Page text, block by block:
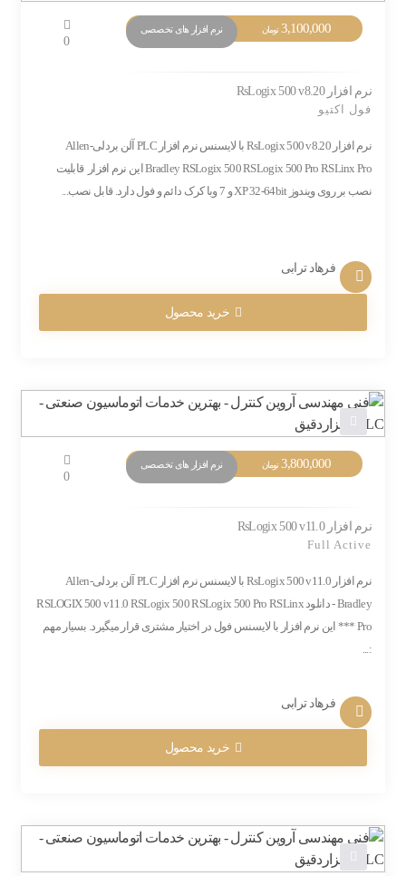
3,100,000 تومان نرم افزار های تخصصی
0
نرم افزار RsLogix 500 v8.20
فول اکتیو
نرم افزار RsLogix 500 v8.20 با لایسنس نرم افزار PLC آلن بردلی-Allen
Bradley RSLogix 500 RSLogix 500 Pro RSLinx Pro این نرم افزار قابلیت
نصب بر روی ویندوز XP 32-64bit و 7 وبا کرک دائم و فول دارد. قابل نصب...
فرهاد ترابی
خرید محصول
3,800,000 تومان نرم افزار های تخصصی
0
نرم افزار RsLogix 500 v11.0
Full Active
نرم افزار RsLogix 500 v11.0 با لایسنس نرم افزار PLC آلن بردلی-Allen
Bradley - دانلود RSLOGIX 500 v11.0 RSLogix 500 RSLogix 500 Pro RSLinx
Pro *** این نرم افزار با لایسنس فول در اختیار مشتری قرار میگیرد. بسیار مهم
:...
فرهاد ترابی
خرید محصول